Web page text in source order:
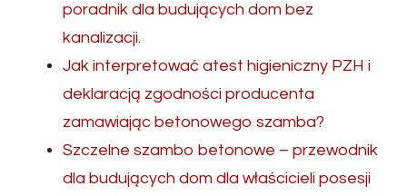
poradnik dla budujących dom bez
kanalizacji.
Jak interpretować atest higieniczny PZH i
deklaracją zgodności producenta
zamawiając betonowego szamba?
Szczelne szambo betonowe – przewodnik
dla budujących dom dla właścicieli posesji